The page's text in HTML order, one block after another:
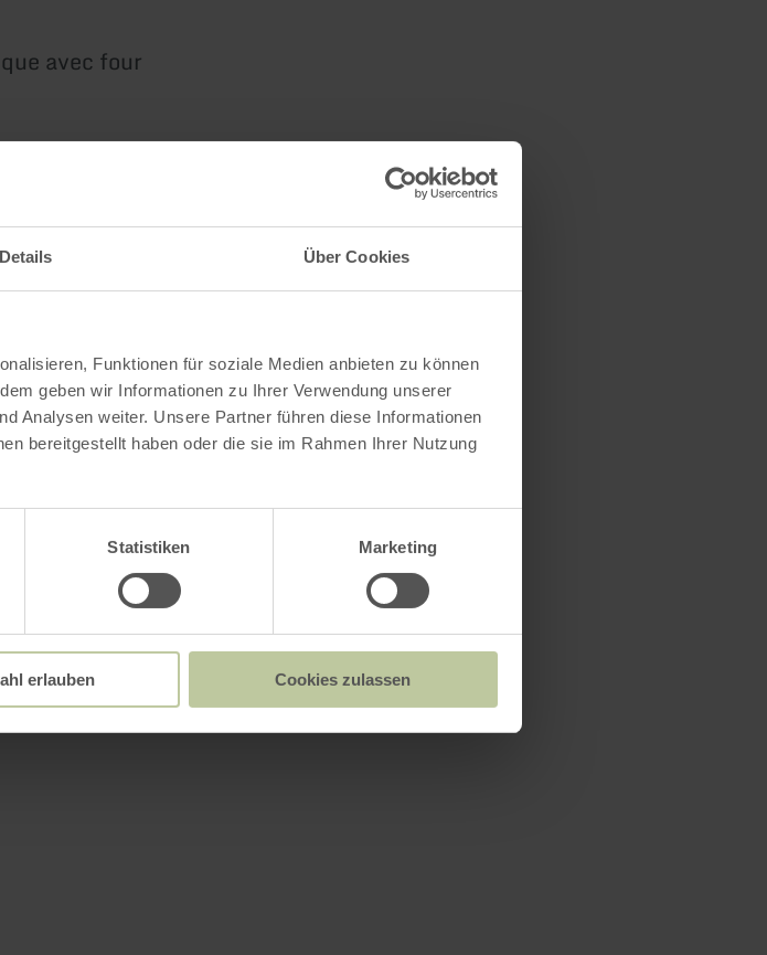
Details Über Cookies
Funktionen für soziale Medien anbieten zu können
geben wir Informationen zu Ihrer Verwendung unserer
Analysen weiter. Unsere Partner führen diese Informationen
bereitgestellt haben oder die sie im Rahmen Ihrer Nutzung
Statistiken Marketing
erlauben Cookies zulassen
avec four
à œufs